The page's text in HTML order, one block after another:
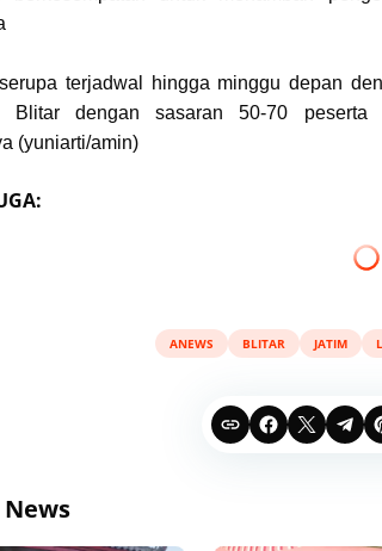
terjadwal hingga minggu depan
Blitar dengan sasaran 50-70
(yuniarti/amin)
ANEWS BLITAR JATIM